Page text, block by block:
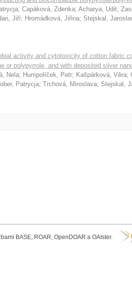
; Capáková, Zdenka; Acharya, Udit;
Jiří; Hromádková, Jiřina; Stejskal,
activity and cytotoxicity of cotton fabric
or polypyrrole, and with deposited silver
Nela; Humpolíček, Petr; Kašpárková, Věra;
Patrycja; Trchová, Miroslava; Stejskal,
BASE, ROAR, OpenDOAR a OAIster.